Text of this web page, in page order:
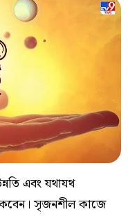
এবং যথাযথ
সৃজনশীল কাজে